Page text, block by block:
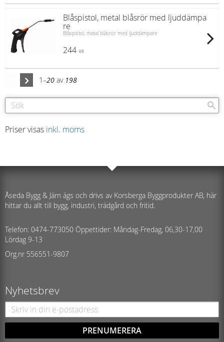
Blåspistol, metal blåsrör med ljuddämpa
re
Blåspistol, metal blåsrör med ljuddämpare
244 KR
1–20 av 198
Priser visas inkl. moms
Åseda Bygg & Järn ägs och drivs av Korsberga Byggprodukter AB, här
hittar du allt till bygg, industri, trädgård och fritid.
Telefon: 0474-773050 Öppettider: Måndag-Fredag, 06,30-17,00
Lördag 9-13
Org.nr 556551-9807
Nyhetsbrev
PRENUMERERA